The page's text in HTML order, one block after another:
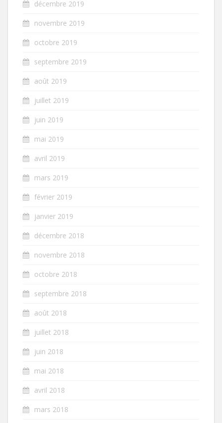
décembre 2019
novembre 2019
octobre 2019
septembre 2019
août 2019
juillet 2019
juin 2019
mai 2019
avril 2019
mars 2019
février 2019
janvier 2019
décembre 2018
novembre 2018
octobre 2018
septembre 2018
août 2018
juillet 2018
juin 2018
mai 2018
avril 2018
mars 2018